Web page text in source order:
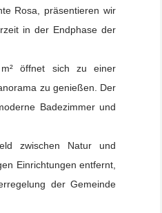
Rosa, präsentieren wir
in der Endphase der
öffnet sich zu einer
zu genießen. Der
Badezimmer und
zwischen Natur und
Einrichtungen entfernt,
der Gemeinde